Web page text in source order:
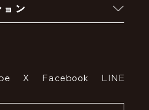
ン
X Facebook LINE